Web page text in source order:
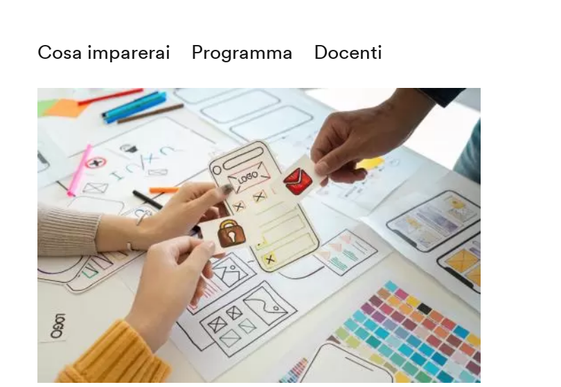
Cosa imparerai Programma Docenti